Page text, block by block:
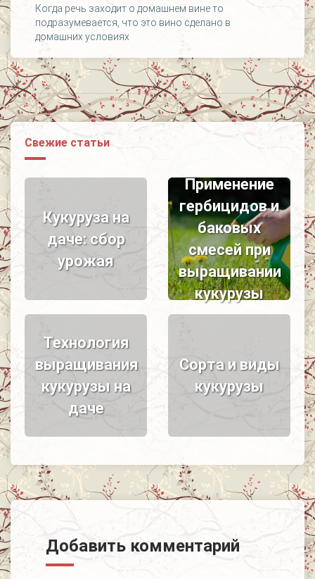
Когда речь заходит о домашнем вине то
подразумевается, что это вино сделано в
домашних условиях
Свежие статьи
Кукуруза на
даче: сбор
урожая
Применение
гербицидов и
баковых
смесей при
выращивании
кукурузы
Технология
выращивания
кукурузы на
даче
Сорта и виды
кукурузы
Добавить комментарий